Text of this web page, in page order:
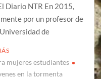
Diario NTR En 2015,
por un profesor de
de
mujeres estudiantes
en la tormenta